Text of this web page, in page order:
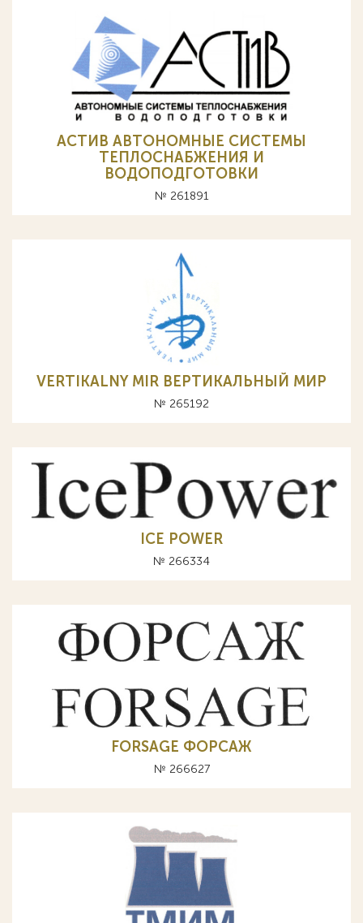
АСТИВ АВТОНОМНЫЕ СИСТЕМЫ
ТЕПЛОСНАБЖЕНИЯ И
ВОДОПОДГОТОВКИ
№ 261891
VERTIKALNY MIR ВЕРТИКАЛЬНЫЙ МИР
№ 265192
ICE POWER
№ 266334
FORSAGE ФОРСАЖ
№ 266627